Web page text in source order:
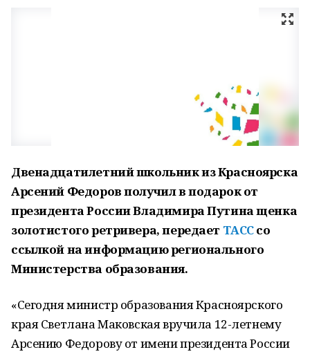
Двенадцатилетний школьник из Красноярска
Арсений Федоров получил в подарок от
президента России Владимира Путина щенка
золотистого ретривера, передает ТАССсо
ссылкой на информацию регионального
Министерства образования.
«Сегодня министр образования Красноярского
края Светлана Маковская вручила 12-летнему
Арсению Федорову от имени президента России